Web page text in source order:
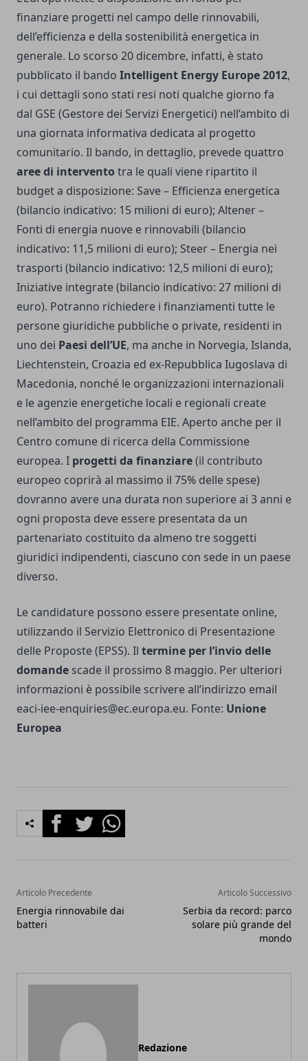
finanziare progetti nel campo delle rinnovabili,
dell’efficienza e della sostenibilità energetica in
generale. Lo scorso 20 dicembre, infatti, è stato
pubblicato il bando Intelligent Energy Europe 2012,
i cui dettagli sono stati resi noti qualche giorno fa
dal GSE (Gestore dei Servizi Energetici) nell’ambito di
una giornata informativa dedicata al progetto
comunitario. Il bando, in dettaglio, prevede quattro
aree di intervento tra le quali viene ripartito il
budget a disposizione: Save – Efficienza energetica
(bilancio indicativo: 15 milioni di euro); Altener –
Fonti di energia nuove e rinnovabili (bilancio
indicativo: 11,5 milioni di euro); Steer – Energia nei
trasporti (bilancio indicativo: 12,5 milioni di euro);
Iniziative integrate (bilancio indicativo: 27 milioni di
euro). Potranno richiedere i finanziamenti tutte le
persone giuridiche pubbliche o private, residenti in
uno dei Paesi dell’UE, ma anche in Norvegia, Islanda,
Liechtenstein, Croazia ed ex-Repubblica Iugoslava di
Macedonia, nonché le organizzazioni internazionali
e le agenzie energetiche locali e regionali create
nell’ambito del programma EIE. Aperto anche per il
Centro comune di ricerca della Commissione
europea. I progetti da finanziare(il contributo
europeo coprirà al massimo il 75% delle spese)
dovranno avere una durata non superiore ai 3 anni e
ogni proposta deve essere presentata da un
partenariato costituito da almeno tre soggetti
giuridici indipendenti, ciascuno con sede in un paese
diverso.
Le candidature possono essere presentate online,
utilizzando il Servizio Elettronico di Presentazione
delle Proposte (EPSS). Il termine per l’invio delle
domande scade il prossimo 8 maggio. Per ulteriori
informazioni è possibile scrivere all’indirizzo email
eaci-iee-enquiries@ec.europa.eu. Fonte: Unione
Europea
FacebookTwitterWhatsapp
Articolo Precedente
Energia rinnovabile dai
batteri
Articolo Successivo
Serbia da record: parco
solare più grande del
mondo
Redazione